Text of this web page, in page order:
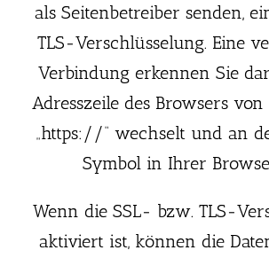
als Seitenbetreiber senden,
TLS-Verschlüsselung. Eine
Verbindung erkennen Sie
Adresszeile des Browsers
„https://“ wechselt und an
Symbol in Ihrer
Wenn die SSL- bzw. TLS-
aktiviert ist, können die